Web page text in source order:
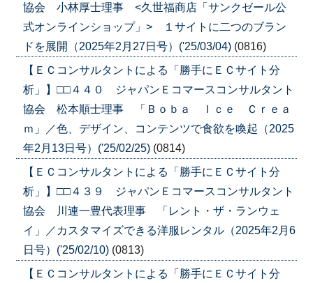
協会 小林厚士理事 <久世福商店「サンクゼール公
式オンラインショップ」> １サイトに二つのブラン
ドを展開（2025年2月27日号）('25/03/04) (0816)
【ＥＣコンサルタントによる「勝手にＥＣサイト分
析」】□□４４０ ジャパンＥコマースコンサルタント
協会 松本順士理事 「Ｂｏｂａ Ｉｃｅ Ｃｒｅａ
ｍ」／色、デザイン、コンテンツで食欲を喚起（2025
年2月13日号）('25/02/25) (0814)
【ＥＣコンサルタントによる「勝手にＥＣサイト分
析」】□□４３９ ジャパンＥコマースコンサルタント
協会 川連一豊代表理事 「レント・ザ・ランウェ
イ」／カスタマイズできる洋服レンタル（2025年2月6
日号）('25/02/10) (0813)
【ＥＣコンサルタントによる「勝手にＥＣサイト分